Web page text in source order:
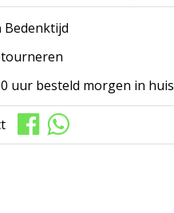
Bedenktijd
uur besteld morgen in huis